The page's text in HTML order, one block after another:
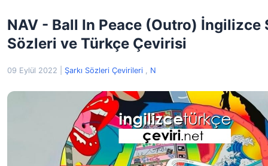
NAV - Ball In Peace (Outro) İngilizce
Sözleri ve Türkçe Çevirisi
09 Eylül 2022 Şarkı Sözleri Çevirileri , N